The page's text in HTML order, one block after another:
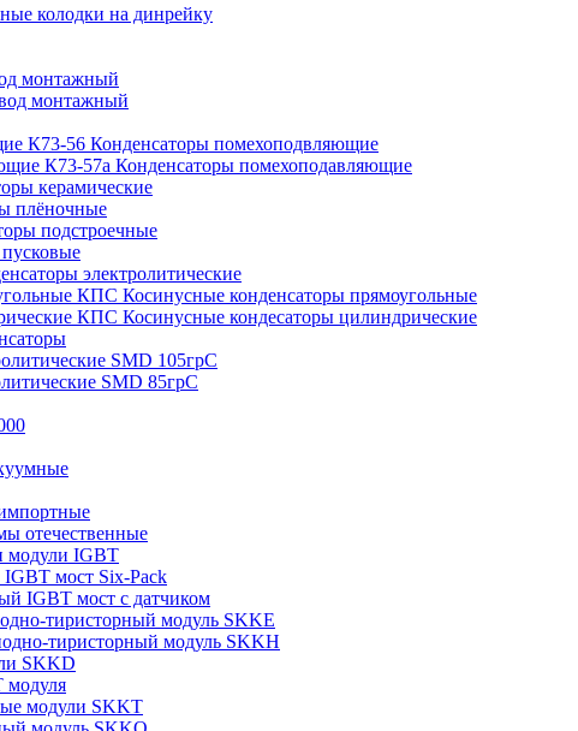
колодки на динрейку
монтажный
монтажный
К73-56 Конденсаторы помехоподвляющие
К73-57а Конденсаторы помехоподавляющие
керамические
плёночные
подстроечные
электролитические
КПС Косинусные конденсаторы прямоугольные
КПС Косинусные кондесаторы цилиндрические
SMD 105грС
SMD 85грС
отечественные
модули IGBT
мост Six-Pack
IGBT мост с датчиком
тиристорный модуль SKKE
тиристорный модуль SKKH
SKKD
модуля
модули SKKT